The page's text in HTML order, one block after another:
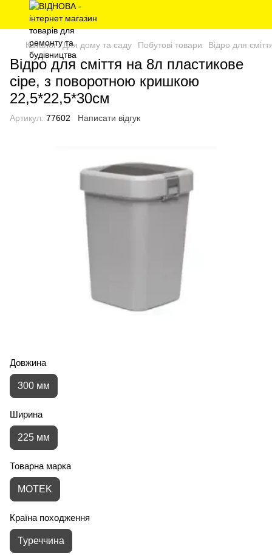
Каталог Для дому та саду Побутові товари Відро для
Відро для сміття на 8л пластикове
сіре, з поворотною кришкою
22,5*22,5*30см
Артикул: 77602 Написати відгук
Довжина
300 мм
Ширина
225 мм
Товарна марка
MOTEK
Країна походження
Туреччина